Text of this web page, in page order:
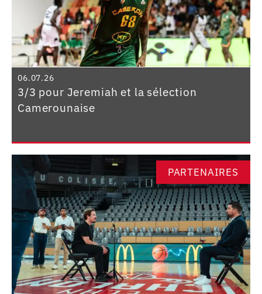
06.07.26
3/3 pour Jeremiah et la sélection
Camerounaise
PARTENAIRES